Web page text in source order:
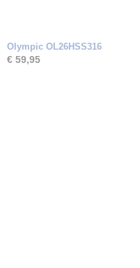
Olympic OL26HSS316
€ 59,95